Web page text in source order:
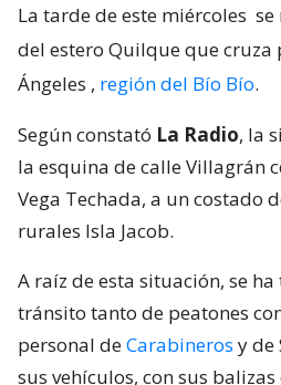
La tarde de este miércoles se
del estero Quilque que cruza
Ángeles , región del Bío Bío.
Según constató La Radio, la
la esquina de calle Villagrán
Vega Techada, a un costado
rurales Isla Jacob.
A raíz de esta situación, se
tránsito tanto de peatones
personal deCarabineros y de
sus vehículos, con sus